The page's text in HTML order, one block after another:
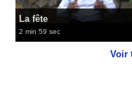
La fête
2 min 59 sec
Voir